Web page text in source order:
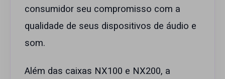
consumidor seu compromisso com a
qualidade de seus dispositivos de áudio e
som.
Além das caixas NX100 e NX200, a